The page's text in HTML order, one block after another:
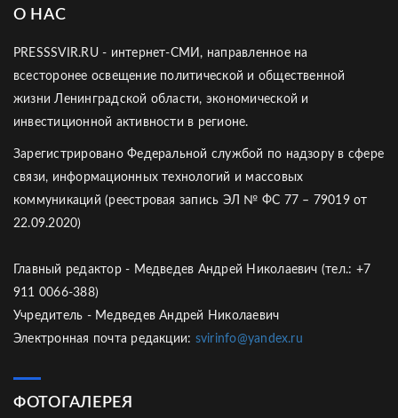
О НАС
PRESSSVIR.RU - интернет-СМИ, направленное на
всесторонее освещение политической и общественной
жизни Ленинградской области, экономической и
инвестиционной активности в регионе.
Зарегистрировано Федеральной службой по надзору в сфере
связи, информационных технологий и массовых
коммуникаций (реестровая запись ЭЛ № ФС 77 – 79019 от
22.09.2020)
Главный редактор - Медведев Андрей Николаевич (тел.: +7
911 0066-388)
Учредитель - Медведев Андрей Николаевич
Электронная почта редакции: svirinfo@yandex.ru
ФОТОГАЛЕРЕЯ